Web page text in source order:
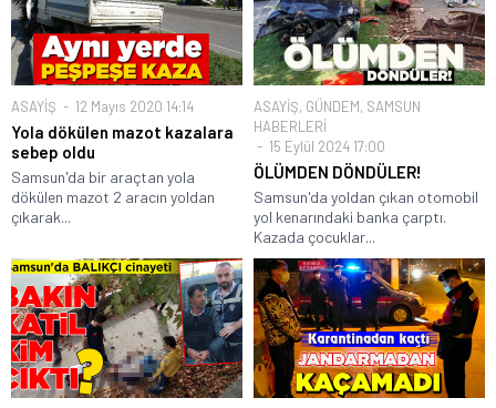
ASAYİŞ 12 Mayıs 2020 14:14
Yola dökülen mazot kazalara
sebep oldu
Samsun'da bir araçtan yola
dökülen mazot 2 aracın yoldan
çıkarak...
ASAYİŞ, GÜNDEM, SAMSUN
HABERLERİ
15 Eylül 2024 17:00
ÖLÜMDEN DÖNDÜLER!
Samsun'da yoldan çıkan otomobil
yol kenarındaki banka çarptı.
Kazada çocuklar...